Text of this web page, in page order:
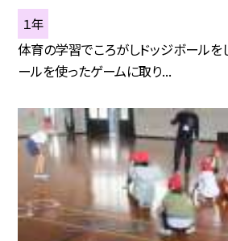
１年
体育の学習でころがしドッジボールを
ールを使ったゲームに取り...